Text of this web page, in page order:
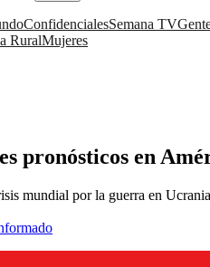
ConfidencialesSemana TV
RuralMujeres
pronósticos en
mundial por la guerra en